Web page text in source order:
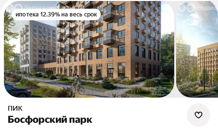
ипотека 12.39% на весь срок
ПИК
Босфорский парк